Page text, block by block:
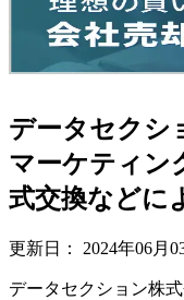
データセクシ
マーケティン
式交換などに
更新日： 2024年06月
データセクション株